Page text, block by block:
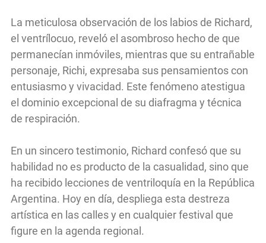
La meticulosa observación de los labios de Richard,
el ventrílocuo, reveló el asombroso hecho de que
permanecían inmóviles, mientras que su entrañable
personaje, Richi, expresaba sus pensamientos con
entusiasmo y vivacidad. Este fenómeno atestigua
el dominio excepcional de su diafragma y técnica
de respiración.
En un sincero testimonio, Richard confesó que su
habilidad no es producto de la casualidad, sino que
ha recibido lecciones de ventriloquía en la República
Argentina. Hoy en día, despliega esta destreza
artística en las calles y en cualquier festival que
figure en la agenda regional.